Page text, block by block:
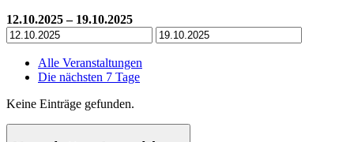
12.10.2025 – 19.10.2025
Alle Veranstaltungen
Die nächsten 7 Tage
Keine Einträge gefunden.